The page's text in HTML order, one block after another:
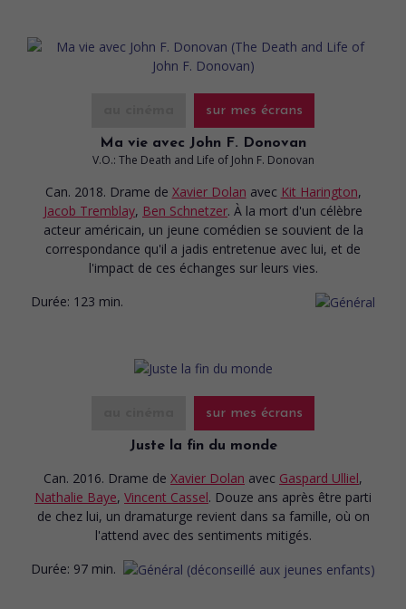
sur mes écrans
Ma vie avec John F. Donovan
V.O.: The Death and Life of John F. Donovan
Can. 2018. Drame de Xavier Dolan avec Kit Harington,
Jacob Tremblay, Ben Schnetzer. À la mort d'un célèbre
acteur américain, un jeune comédien se souvient de la
correspondance qu'il a jadis entretenue avec lui, et de
l'impact de ces échanges sur leurs vies.
Durée: 123 min.
sur mes écrans
Juste la fin du monde
Can. 2016. Drame de Xavier Dolan avec Gaspard Ulliel,
Nathalie Baye, Vincent Cassel. Douze ans après être parti
de chez lui, un dramaturge revient dans sa famille, où on
l'attend avec des sentiments mitigés.
Durée: 97 min.